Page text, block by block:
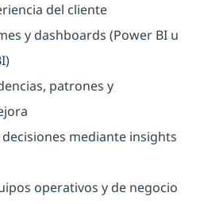
del cliente
y dashboards (Power BI u
patrones y
mediante insights
operativos y de negocio